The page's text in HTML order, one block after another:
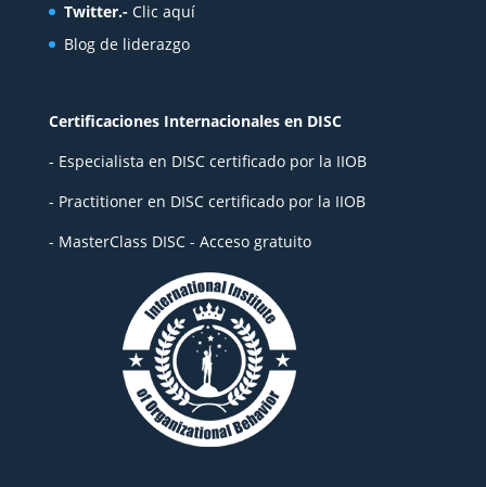
Twitter.- Clic aquí
Blog de liderazgo
Certificaciones Internacionales en DISC
- Especialista en DISC certificado por la IIOB
- Practitioner en DISC certificado por la IIOB
- MasterClass DISC - Acceso gratuito